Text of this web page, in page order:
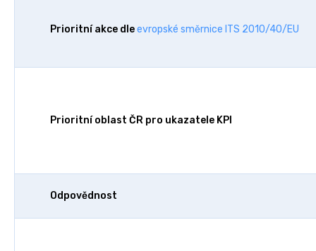
Prioritní akce dleevropské směrnice ITS 2010/40/EU
Prioritní oblast ČR pro ukazatele KPI
Odpovědnost